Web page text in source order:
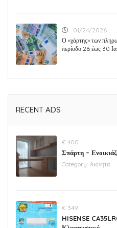
01/24/2026
Ο «χάρτης» των
περίοδο 26 έως 30
RECENT ADS
€ 400
Σπάρτη –
Category: Ακίνητα
€ 349
HISENSE